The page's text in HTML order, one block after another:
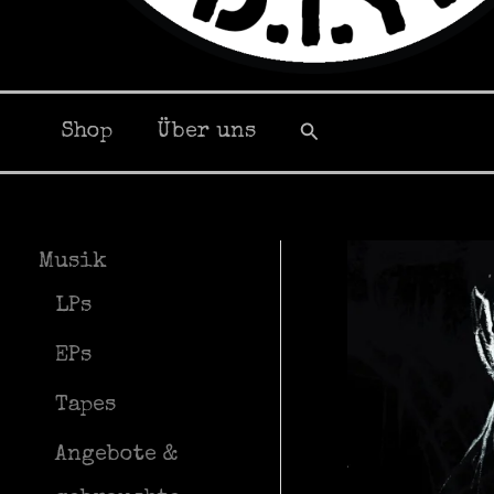
Shop Über uns Suchen
Musik
LPs
EPs
Tapes
Angebote &